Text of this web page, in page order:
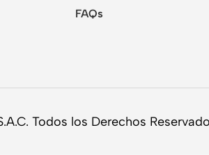
FAQs
Todos los Derechos